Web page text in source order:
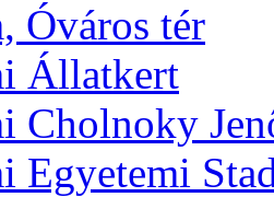
Óváros tér
Állatkert
Cholnoky
Egyetemi